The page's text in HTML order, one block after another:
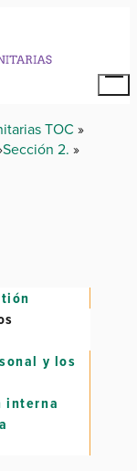
TOC
Sección 2.
y los
interna